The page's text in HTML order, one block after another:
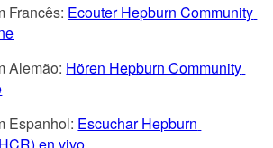
Francês: Ecouter Hepburn Community
Alemão: Hören Hepburn Community
Espanhol: Escuchar Hepburn
en vivo